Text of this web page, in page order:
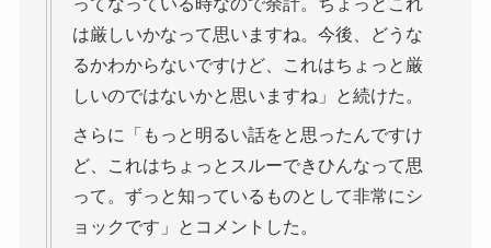
は厳しいかなって思いますね。今後、どうな
るかわからないですけど、これはちょっと厳
しいのではないかと思いますね」と続けた。
さらに「もっと明るい話をと思ったんですけ
ど、これはちょっとスルーできひんなって思
って。ずっと知っているものとして非常にシ
ョックです」とコメントした。